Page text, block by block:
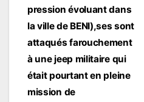
pression évoluant dans
la ville de BENI),ses sont
attaqués farouchement
à une jeep militaire qui
était pourtant en pleine
mission de